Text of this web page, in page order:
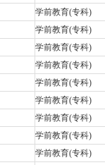
学前教育(专科)
学前教育(专科)
学前教育(专科)
学前教育(专科)
学前教育(专科)
学前教育(专科)
学前教育(专科)
学前教育(专科)
学前教育(专科)